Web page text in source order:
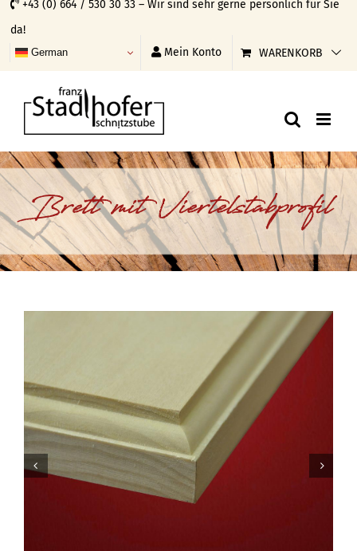
Skip
to
content
+43 (0) 664 / 530 30 33 – Wir sind sehr gerne persönlich für Sie
da!
German Mein Konto WARENKORB
Brett mit Viertelstabprofil